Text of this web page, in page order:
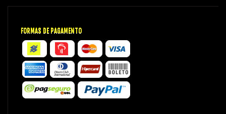
FORMAS DE PAGAMENTO